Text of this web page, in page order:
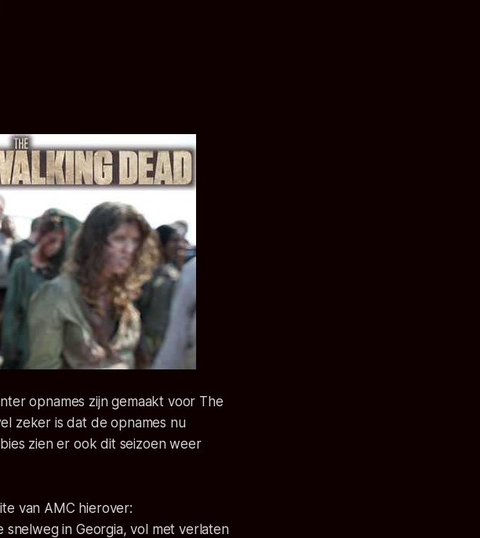
opnames zijn gemaakt voor The
zeker is dat de opnames nu
zien er ook dit seizoen weer
van AMC hierover:
in Georgia, vol met verlaten